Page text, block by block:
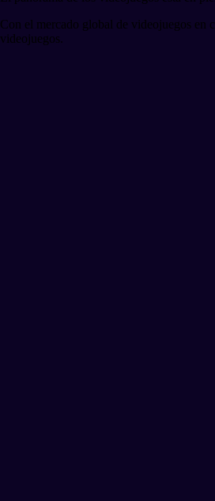
Con el mercado global de videojuegos en
videojuegos.